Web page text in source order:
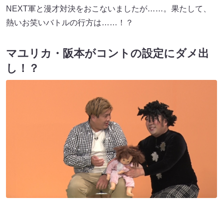
NEXT軍と漫才対決をおこないましたが……。果たして、
熱いお笑いバトルの行方は……！？
マユリカ・阪本がコントの設定にダメ出
し！？